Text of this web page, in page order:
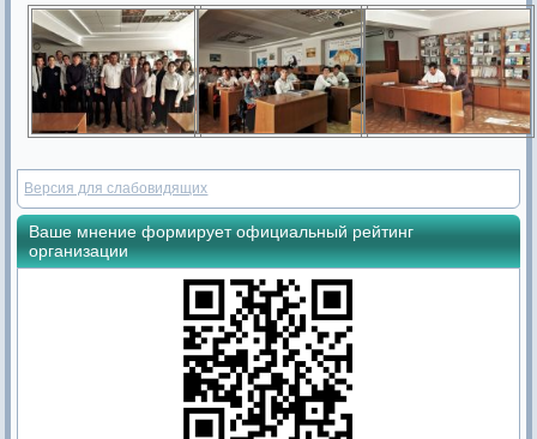
Версия для слабовидящих
Ваше мнение формирует официальный рейтинг
организации